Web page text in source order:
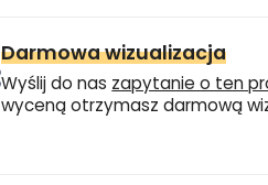
Darmowa wizualizacja
Wyślij do nas zapytanie o ten
wyceną otrzymasz darmową